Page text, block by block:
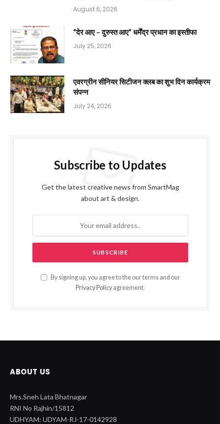
August 6, 2026
“देर आए – दुरुस्त आए” धर्मेंद्र प्रधान का इस्तीफा
July 25, 2026
एवरग्रीन सीनियर सिटीजन क्लब का शुभ दिन कार्यक्रम
संपन्न
July 24, 2026
Subscribe to Updates
Get the latest creative news from SmartMag
about art & design.
By signing up, you agree to the our terms and our
Privacy Policy agreement.
ABOUT US
Mrs.Sneh Lata Bhatnagar
RNI No Rajhin/15812
UDHYAM: UDYAM-RJ-17-0142928